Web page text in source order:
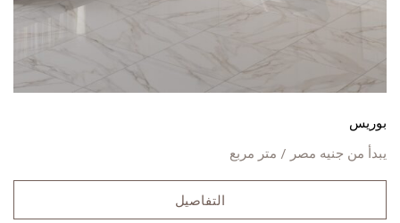
بوريس
يبدأ من جنيه مصر / متر مربع
التفاصيل